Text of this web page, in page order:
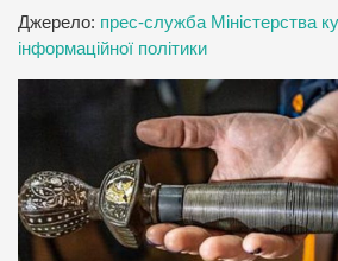
Джерело: прес-служба Міністерства
інформаційної політики